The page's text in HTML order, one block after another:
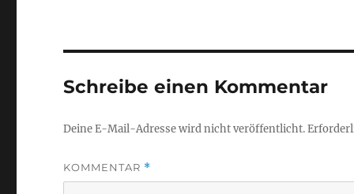
Schreibe einen Kommentar
Deine E-Mail-Adresse wird nicht veröffentlicht.
KOMMENTAR *